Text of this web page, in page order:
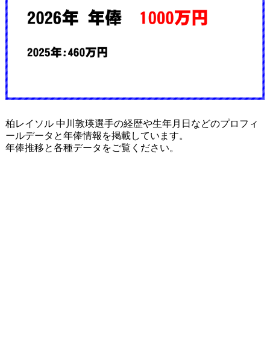
柏レイソル 中川敦瑛選手の経歴や生年月日などのプロフィ
ールデータと年俸情報を掲載しています。
年俸推移と各種データをご覧ください。